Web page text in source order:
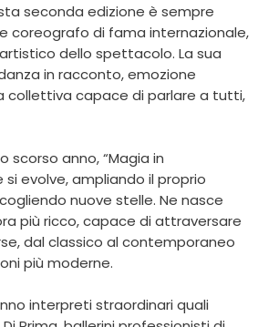
seconda edizione è sempre
coreografo di fama internazionale,
dello spettacolo. La sua
in racconto, emozione
collettiva capace di parlare a tutti,
scorso anno, “Magia in
evolve, ampliando il proprio
nuove stelle. Ne nasce
più ricco, capace di attraversare
dal classico al contemporaneo
più moderne.
interpreti straordinari quali